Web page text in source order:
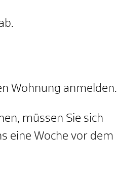
Wohnung anmelden.
müssen Sie sich
eine Woche vor dem